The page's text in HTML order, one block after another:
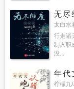
无尽
太白水
行走诸
制入职
没...
年代
柠檬九